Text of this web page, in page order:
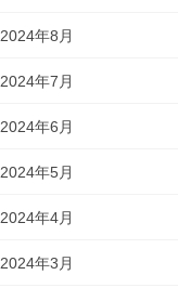
2024年8月
2024年7月
2024年6月
2024年5月
2024年4月
2024年3月